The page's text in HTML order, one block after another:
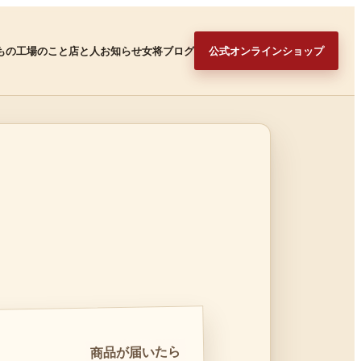
の工場のこと店と人お知らせ女将ブログ 公式オンラインショップ
商品が届いたら